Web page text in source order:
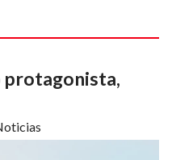
protagonista,